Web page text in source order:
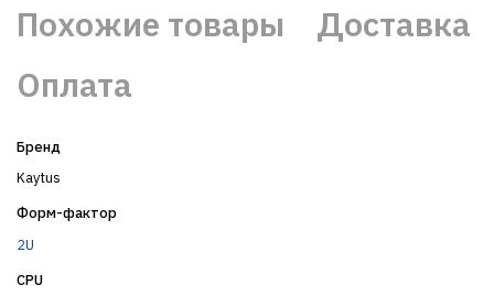
Похожие товары
Доставка
Оплата
Бренд
Kaytus
Форм-фактор
2U
CPU